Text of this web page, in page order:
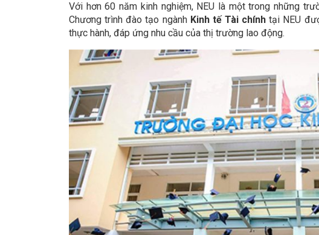
Với hơn 60 năm kinh nghiệm, NEU là một trong những
Chương trình đào tạo ngành Kinh tế Tài chính tại NEU
thực hành, đáp ứng nhu cầu của thị trường lao động.